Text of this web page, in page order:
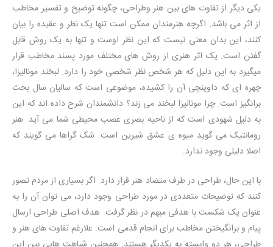
یکی دیگر از تفاوت های بین هنر وطراحی، چگونه توضیح و تفسیر مخاطب
از اثر می باشد. اگرچه هنرمندان ممکن است تنها یک نظر و عقیده را بیان
کنند، این بدان معنی نیست که این نظر اوست و تنها به یک روش قابل
گفتن است. یک اثر هنری از روش های مختلف مورد پسند مخاطب قرار
میگیرد به این دلیل که هر شخص نظر شخصی خود را دارد. لبخند مونالیزا،
چهره ای که داوینچی آن را کشیده، موضوعی است که سالیان سال بحث
برانگیز است. چرا مونالیزا لبخند می زند؟ دانشمندان شرح داده اند که این
به دلیل شهودی است که از ناحیه بصری عصب محیطی شما می آید. هنر
رومانتیک می گوید میوه ی عشق شیرین است. شک گراها می گویند که
اصلا دلیلی وجود ندارد.
با این حال، طراحی در طرف متضاد هنر قرار دارد. اگر بسیاری از مردم تصور
کنند که توضیحات متعددی در مورد طراحی وجود دارد، می توان آن را به
عنوان یک شکست با هدفی مبهم در نظر گرفت. هدف اصلی طراحی ارسال
پیام و برانگیختن مخاطب برای انجام قدمی است. علارغم تفاوت های هنر و